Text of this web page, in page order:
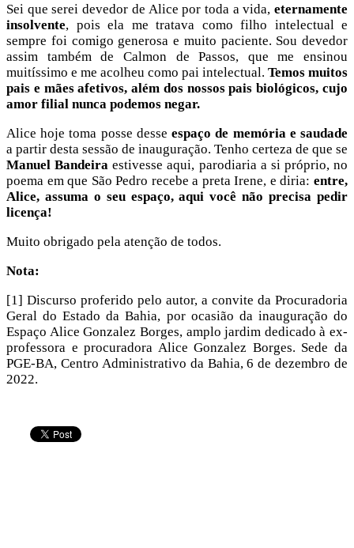
Sei que serei devedor de Alice por toda a vida, eternamente
insolvente, pois ela me tratava como filho intelectual e
sempre foi comigo generosa e muito paciente. Sou devedor
assim também de Calmon de Passos, que me ensinou
muitíssimo e me acolheu como pai intelectual. Temos muitos
pais e mães afetivos, além dos nossos pais biológicos, cujo
amor filial nunca podemos negar.
Alice hoje toma posse desseespaço de memória e saudade
a partir desta sessão de inauguração. Tenho certeza de que se
Manuel Bandeira estivesse aqui, parodiaria a si próprio, no
poema em que São Pedro recebe a preta Irene, e diria: entre,
Alice, assuma o seu espaço, aqui você não precisa pedir
licença!
Muito obrigado pela atenção de todos.
Nota:
[1] Discurso proferido pelo autor, a convite da Procuradoria
Geral do Estado da Bahia, por ocasião da inauguração do
Espaço Alice Gonzalez Borges, amplo jardim dedicado à ex-
professora e procuradora Alice Gonzalez Borges. Sede da
PGE-BA, Centro Administrativo da Bahia, 6 de dezembro de
2022.